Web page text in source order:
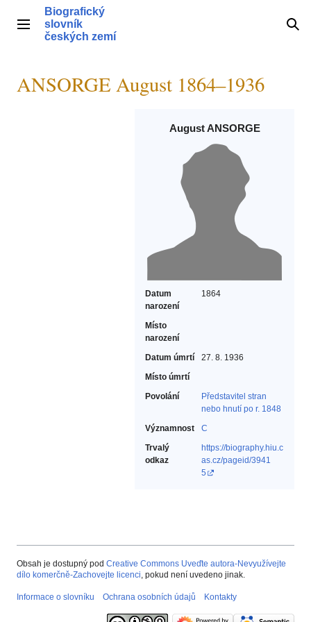
obsahHlavní menu
Biografický
slovník
českých zemí
ANSORGE August 1864–1936
August ANSORGE
Datum
narození
1864
Místo
narození
Datum úmrtí
27. 8. 1936
Místo úmrtí
Povolání
Představitel stran
nebo hnutí po r. 1848‎
Významnost
C
Trvalý
odkaz
https://biography.hiu.c
as.cz/pageid/3941
5
Obsah je dostupný pod Creative Commons Uveďte autora-Nevyužívejte
dílo komerčně-Zachovejte licenci, pokud není uvedeno jinak.
Informace o slovníku Ochrana osobních údajů Kontakty